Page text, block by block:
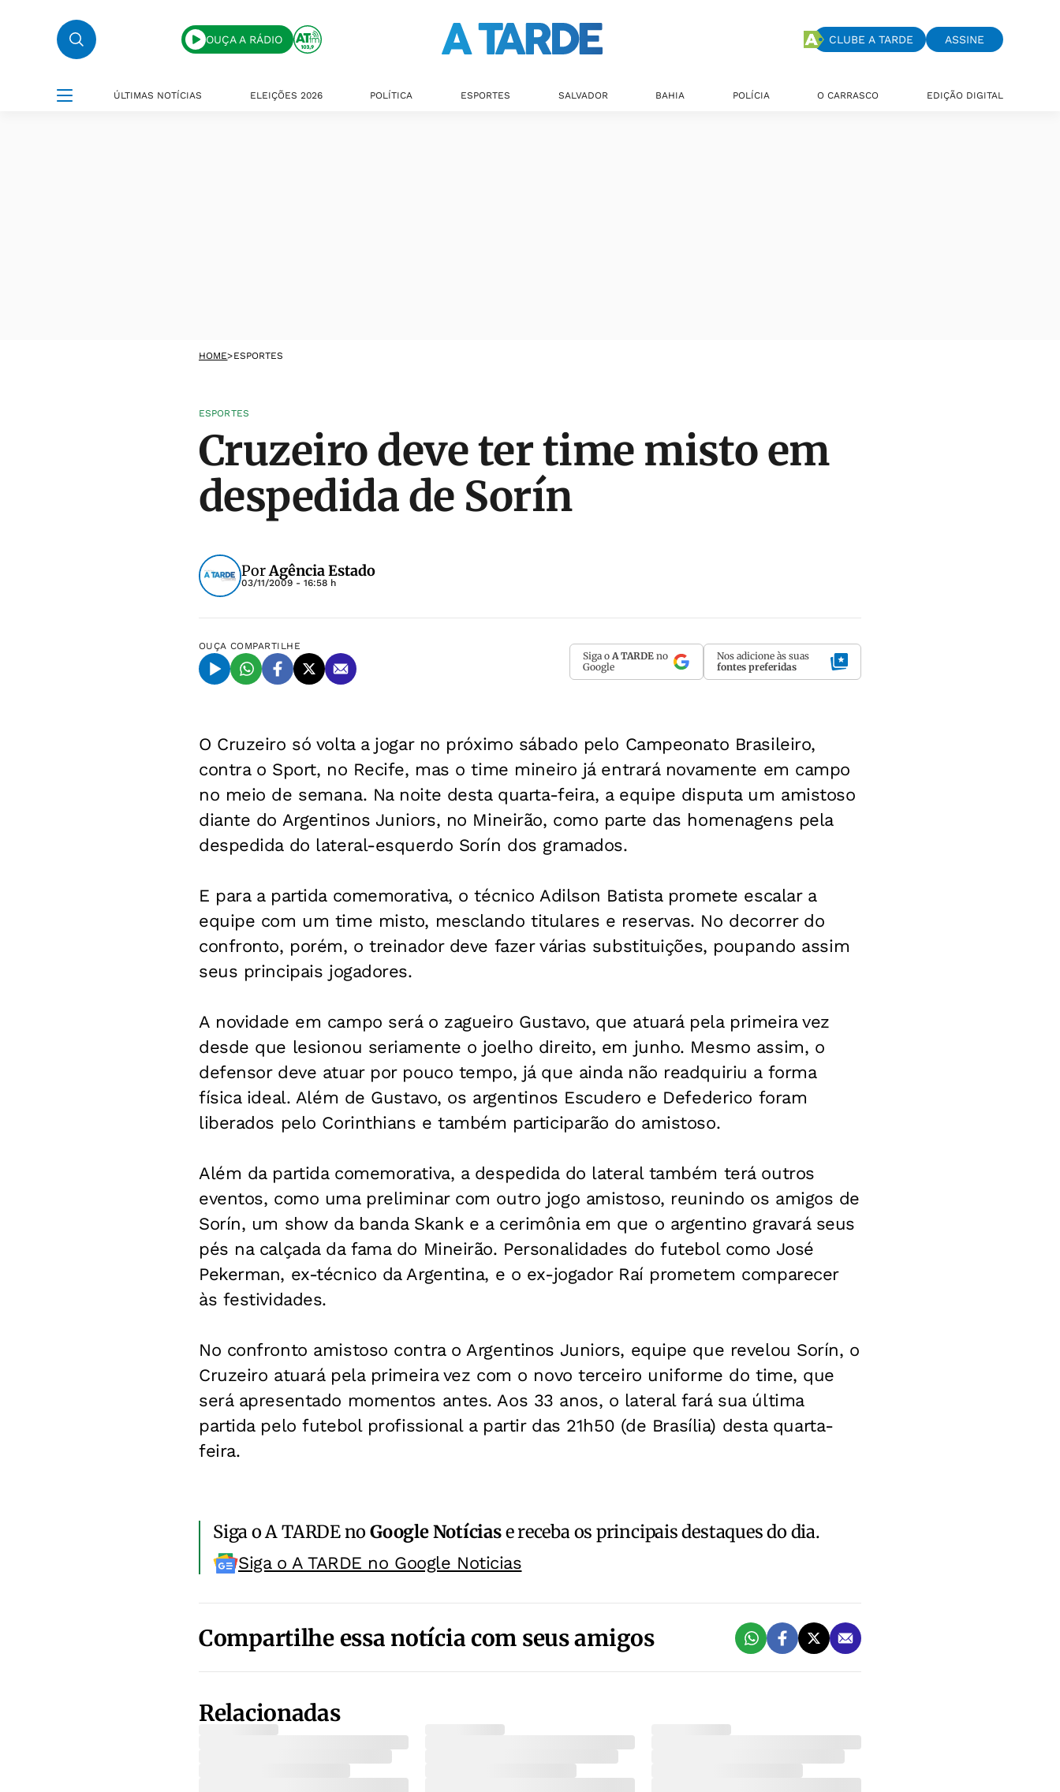
OUÇA A RÁDIO CLUBE A TARDE ASSINE
ÚLTIMAS NOTÍCIAS ELEIÇÕES 2026 POLÍTICA ESPORTES SALVADOR BAHIA POLÍCIA O CARRASCO EDIÇÃO DIGITAL
HOME>ESPORTES
ESPORTES
Cruzeiro deve ter time misto em
despedida de Sorín
PorAgência Estado
03/11/2009 - 16:58 h
OUÇA COMPARTILHE
Siga o A TARDE no
Google
Nos adicione às suas
fontes preferidas
O Cruzeiro só volta a jogar no próximo sábado pelo Campeonato Brasileiro,
contra o Sport, no Recife, mas o time mineiro já entrará novamente em campo
no meio de semana. Na noite desta quarta-feira, a equipe disputa um amistoso
diante do Argentinos Juniors, no Mineirão, como parte das homenagens pela
despedida do lateral-esquerdo Sorín dos gramados.
E para a partida comemorativa, o técnico Adilson Batista promete escalar a
equipe com um time misto, mesclando titulares e reservas. No decorrer do
confronto, porém, o treinador deve fazer várias substituições, poupando assim
seus principais jogadores.
A novidade em campo será o zagueiro Gustavo, que atuará pela primeira vez
desde que lesionou seriamente o joelho direito, em junho. Mesmo assim, o
defensor deve atuar por pouco tempo, já que ainda não readquiriu a forma
física ideal. Além de Gustavo, os argentinos Escudero e Defederico foram
liberados pelo Corinthians e também participarão do amistoso.
Além da partida comemorativa, a despedida do lateral também terá outros
eventos, como uma preliminar com outro jogo amistoso, reunindo os amigos de
Sorín, um show da banda Skank e a cerimônia em que o argentino gravará seus
pés na calçada da fama do Mineirão. Personalidades do futebol como José
Pekerman, ex-técnico da Argentina, e o ex-jogador Raí prometem comparecer
às festividades.
No confronto amistoso contra o Argentinos Juniors, equipe que revelou Sorín, o
Cruzeiro atuará pela primeira vez com o novo terceiro uniforme do time, que
será apresentado momentos antes. Aos 33 anos, o lateral fará sua última
partida pelo futebol profissional a partir das 21h50 (de Brasília) desta quarta-
feira.
Siga o A TARDE noGoogle Notíciase receba os principais destaques do dia.
Siga o A TARDE no Google Noticias
Compartilhe essa notícia com seus amigos
Relacionadas